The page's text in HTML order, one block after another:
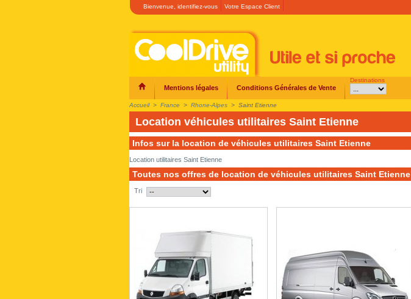
Bienvenue, identifiez-vous Votre Espace Client
Mentions légales Conditions Générales de Vente
Destinations
Accueil > France > Rhone-Alpes > Saint Etienne
Location véhicules utilitaires Saint Etienne
Infos sur la location de véhicules utilitaires Saint Etienne
Location utilitaires Saint Etienne
Toutes nos offres de location de véhicules utilitaires Saint Etienne
Tri